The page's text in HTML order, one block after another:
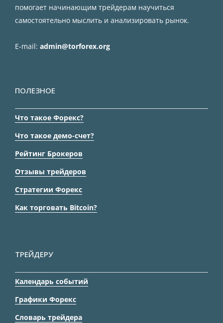
помогает начинающим трейдерам научиться
самостоятельно мыслить и анализировать рынок.
E-mail: admin@torforex.org
ПОЛЕЗНОЕ
Что такое Форекс?
Что такое демо-счет?
Рейтинг Брокеров
Отзывы трейдеров
Стратегии Форекс
Как торговать Bitcoin?
ТРЕЙДЕРУ
Календарь событий
Графики Форекс
Словарь трейдера